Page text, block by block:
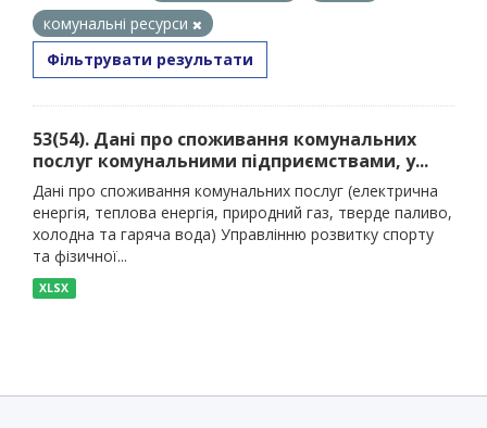
комунальні ресурси
Фільтрувати результати
53(54). Дані про споживання комунальних
послуг комунальними підприємствами, у...
Дані про споживання комунальних послуг (електрична
енергія, теплова енергія, природний газ, тверде паливо,
холодна та гаряча вода) Управлінню розвитку спорту
та фізичної...
XLSX